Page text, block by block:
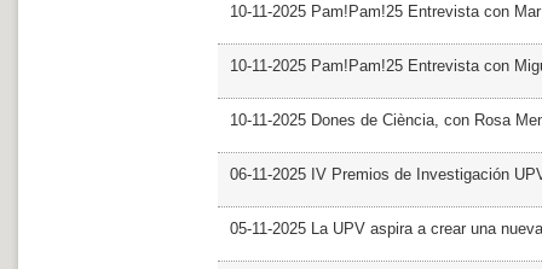
10-11-2025 Pam!Pam!25 Entrevista con
10-11-2025 Pam!Pam!25 Entrevista con
10-11-2025 Dones de Ciència, con Rosa
06-11-2025 IV Premios de Investigación
05-11-2025 La UPV aspira a crear una